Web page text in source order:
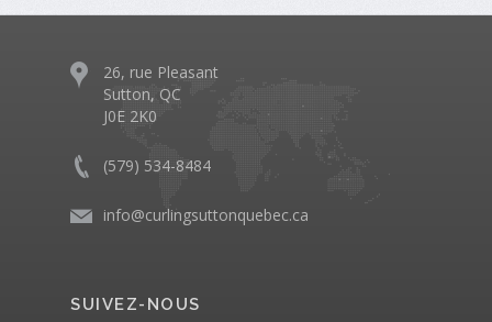
26, rue Pleasant
Sutton, QC
J0E 2K0
(579) 534-8484
info@curlingsuttonquebec.ca
SUIVEZ-NOUS